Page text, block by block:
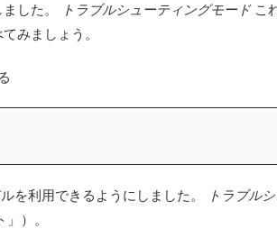
した。 トラブルシューティングモードこ
みましょう。
を利用できるようにしました。
トラブル
）。